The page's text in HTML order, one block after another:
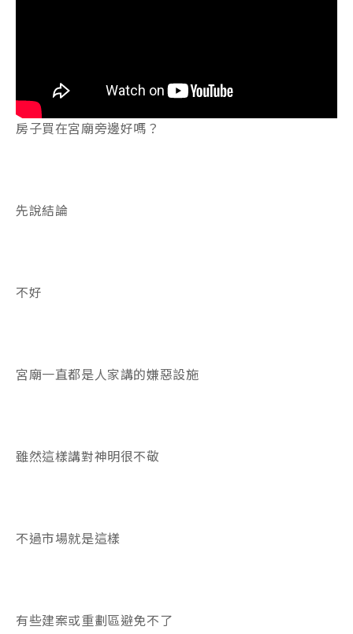
房子買在宮廟旁邊好嗎？
先說結論
不好
宮廟一直都是人家講的嫌惡設施
雖然這樣講對神明很不敬
不過市場就是這樣
有些建案或重劃區避免不了